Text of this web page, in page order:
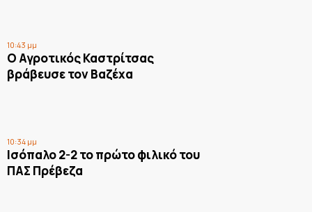
10:43 μμ
Ο Αγροτικός Καστρίτσας
βράβευσε τον Βαζέχα
10:34 μμ
Ισόπαλο 2-2 το πρώτο φιλικό του
ΠΑΣ Πρέβεζα